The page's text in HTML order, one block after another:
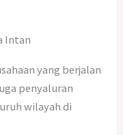
yang berjalan
penyaluran
wilayah di